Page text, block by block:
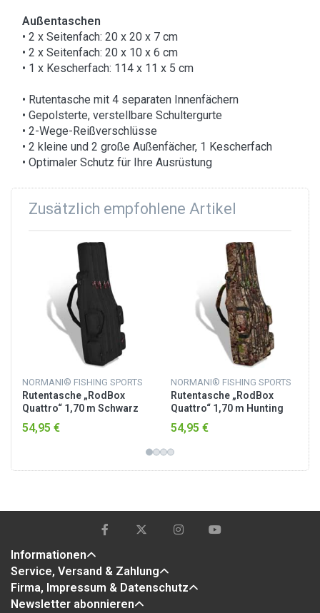
Außentaschen
• 2 x Seitenfach: 20 x 20 x 7 cm
• 2 x Seitenfach: 20 x 10 x 6 cm
• 1 x Kescherfach: 114 x 11 x 5 cm
• Rutentasche mit 4 separaten Innenfächern
• Gepolsterte, verstellbare Schultergurte
• 2-Wege-Reißverschlüsse
• 2 kleine und 2 große Außenfächer, 1 Kescherfach
• Optimaler Schutz für Ihre Ausrüstung
Zusätzlich empfohlene Artikel
NORMANI® FISHING SPORTS
Rutentasche „RodBox
Quattro“ 1,70 m Schwarz
54,95 €
NORMANI® FISHING SPORTS
Rutentasche „RodBox
Quattro“ 1,70 m Hunting
Camo
54,95 €
Informationen
Service, Versand & Zahlung
Firma, Impressum & Datenschutz
Newsletter abonnieren